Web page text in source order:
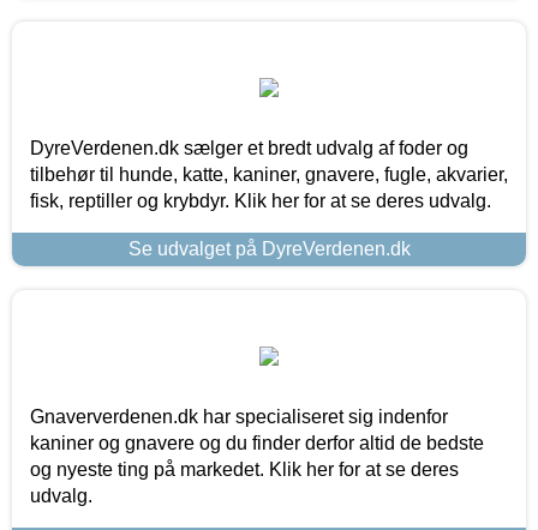
DyreVerdenen.dk sælger et bredt udvalg af foder og
tilbehør til hunde, katte, kaniner, gnavere, fugle, akvarier,
fisk, reptiller og krybdyr. Klik her for at se deres udvalg.
Se udvalget på DyreVerdenen.dk
Gnaververdenen.dk har specialiseret sig indenfor
kaniner og gnavere og du finder derfor altid de bedste
og nyeste ting på markedet. Klik her for at se deres
udvalg.